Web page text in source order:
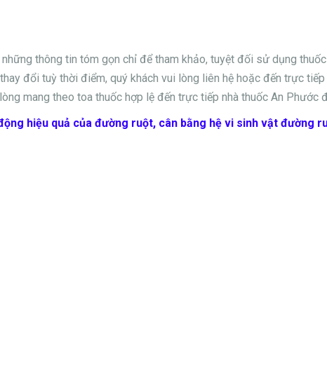
thông tin tóm gọn chỉ để tham khảo, tuyệt đối sử dụng
đổi tuỳ thời điểm, quý khách vui lòng liên hệ hoặc đến trực
mang theo toa thuốc hợp lệ đến trực tiếp nhà thuốc An Phước
hiệu quả của đường ruột, cân bằng hệ vi sinh vật đường